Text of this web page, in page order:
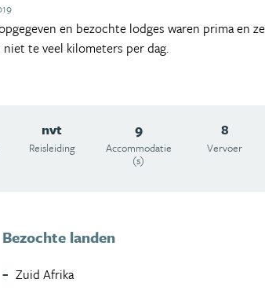
en bezochte lodges waren prima en
te veel kilometers per dag.
nvt
Reisleiding
9
Accommodatie
(s)
8
Vervoer
Bezochte landen
Zuid Afrika